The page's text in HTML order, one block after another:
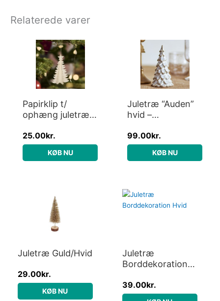
Relaterede varer
Papirklip t/
ophæng juletræ
Laursen H: 10
25.00kr.
KØB NU
Juletræ “Auden”
hvid –
14
99.00kr.
KØB NU
Juletræ Guld/Hvid
29.00kr.
KØB NU
Juletræ
Borddekoration
39.00kr.